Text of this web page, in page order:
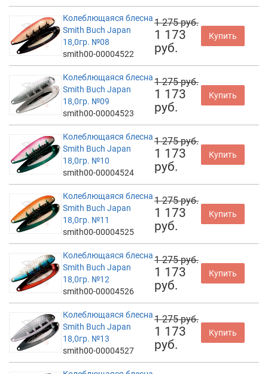
Колеблющаяся блесна
Smith Buch Japan
18,0гр. №08
smith00-00004522
1 275 руб.
1 173
руб.
Купить
Колеблющаяся блесна
Smith Buch Japan
18,0гр. №09
smith00-00004523
1 275 руб.
1 173
руб.
Купить
Колеблющаяся блесна
Smith Buch Japan
18,0гр. №10
smith00-00004524
1 275 руб.
1 173
руб.
Купить
Колеблющаяся блесна
Smith Buch Japan
18,0гр. №11
smith00-00004525
1 275 руб.
1 173
руб.
Купить
Колеблющаяся блесна
Smith Buch Japan
18,0гр. №12
smith00-00004526
1 275 руб.
1 173
руб.
Купить
Колеблющаяся блесна
Smith Buch Japan
18,0гр. №13
smith00-00004527
1 275 руб.
1 173
руб.
Купить